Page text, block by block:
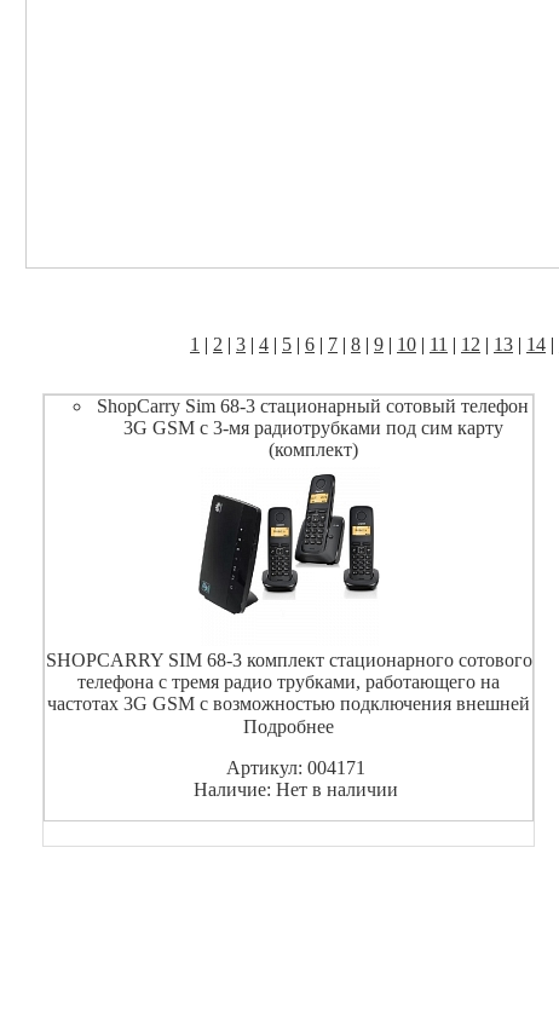
1 | 2 | 3 | 4 | 5 | 6 | 7 | 8 | 9 | 10 | 11 | 12 | 13 | 14 |
ShopCarry Sim 68-3 стационарный сотовый телефон
3G GSM с 3-мя радиотрубками под сим карту
(комплект)
SHOPCARRY SIM 68-3 комплект стационарного сотового
телефона с тремя радио трубками, работающего на
частотах 3G GSM с возможностью подключения внешней
антенны для усиления сигнала сотовой связи .Так же
раздават
Подробнее
Артикул: 004171
Наличие: Нет в наличии